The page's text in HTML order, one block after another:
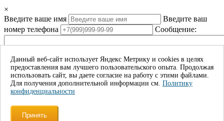
×
Введите ваше имя
Введите ваш
номер телефона
Сообщение:
Даю согласие на обработку моих личных данных*
Отправить
Данный веб-сайт использует Яндекс Метрику и cookies в целях
предоставления вам лучшего пользовательского опыта. Продолжая
использовать сайт, вы даете согласие на работу с этими файлами.
Для получения дополнительной информации см. Политику
конфиденциальности
Принять